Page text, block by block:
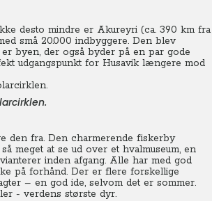
desto mindre er Akureyri (ca. 390 km fra
små 20.000 indbyggere. Den blev
byen, der også byder på en par gode
udgangspunkt for Husavik længere mod
den fra. Den charmerende fiskerby
meget at se ud over et hvalmuseum, en
inden afgang. Alle har med god
på forhånd. Der er flere forskellige
– en god ide, selvom det er sommer.
- verdens største dyr.